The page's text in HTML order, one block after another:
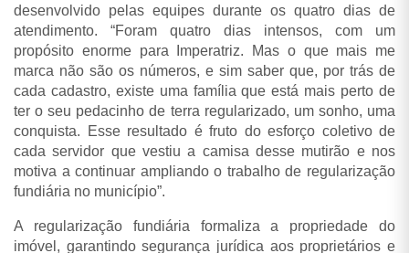
desenvolvido pelas equipes durante os quatro dias de
atendimento. “Foram quatro dias intensos, com um
propósito enorme para Imperatriz. Mas o que mais me
marca não são os números, e sim saber que, por trás de
cada cadastro, existe uma família que está mais perto de
ter o seu pedacinho de terra regularizado, um sonho, uma
conquista. Esse resultado é fruto do esforço coletivo de
cada servidor que vestiu a camisa desse mutirão e nos
motiva a continuar ampliando o trabalho de regularização
fundiária no município”.
A regularização fundiária formaliza a propriedade do
imóvel, garantindo segurança jurídica aos proprietários e